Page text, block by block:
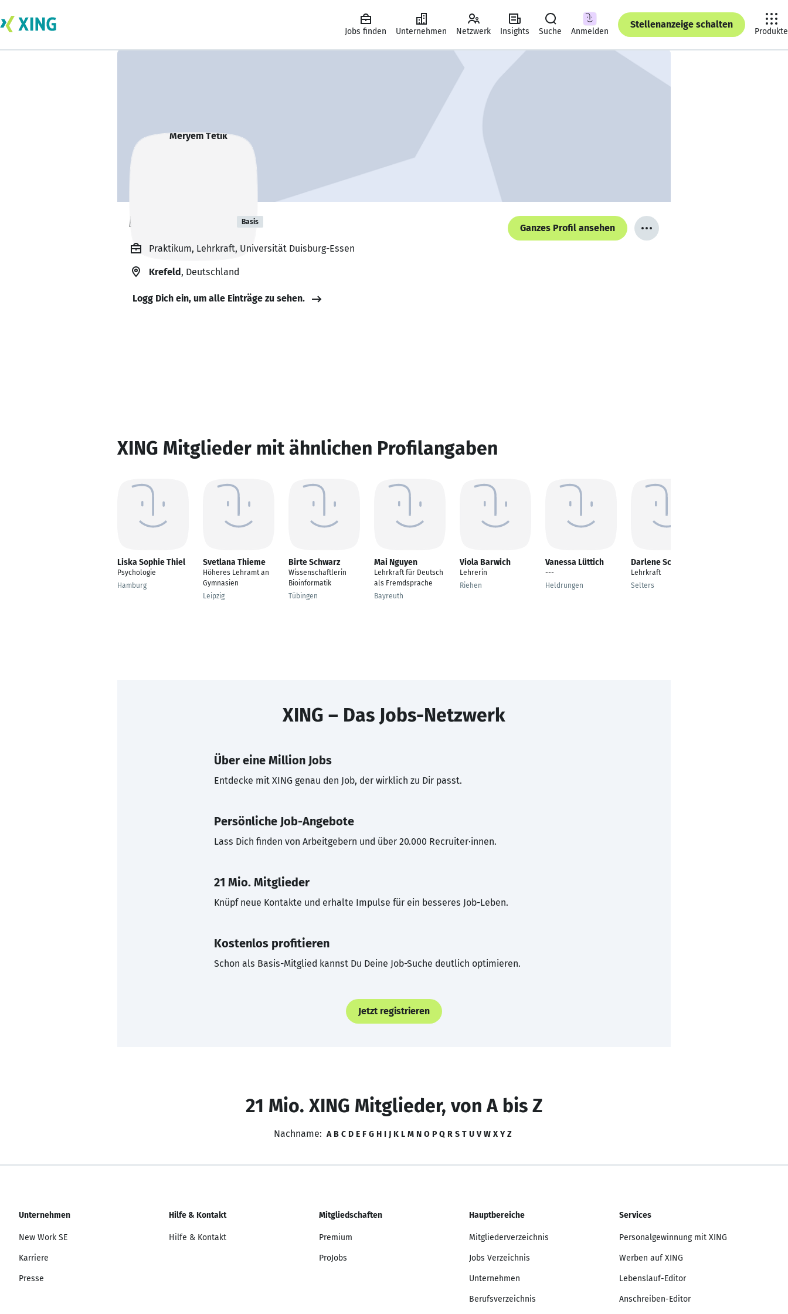
Jobs finden Unternehmen Netzwerk Insights Suche Anmelden
Stellenanzeige schalten
Produkte
Meryem Tetik Basis
Ganzes Profil ansehen
Praktikum, Lehrkraft, Universität Duisburg-Essen
Krefeld, Deutschland
Logg Dich ein, um alle Einträge zu sehen.
XING Mitglieder mit ähnlichen Profilangaben
Liska Sophie Thiel
Psychologie
Hamburg
Svetlana Thieme
Höheres Lehramt an
Gymnasien
Leipzig
Birte Schwarz
Wissenschaftlerin
Bioinformatik
Tübingen
Mai Nguyen
Lehrkraft für Deutsch
als Fremdsprache
Bayreuth
Viola Barwich
Lehrerin
Riehen
Vanessa Lüttich
---
Heldrungen
Darlene Schwieger
Lehrkraft
Selters
XING – Das Jobs-Netzwerk
Über eine Million Jobs
Entdecke mit XING genau den Job, der wirklich zu Dir passt.
Persönliche Job-Angebote
Lass Dich finden von Arbeitgebern und über 20.000 Recruiter·innen.
21 Mio. Mitglieder
Knüpf neue Kontakte und erhalte Impulse für ein besseres Job-Leben.
Kostenlos profitieren
Schon als Basis-Mitglied kannst Du Deine Job-Suche deutlich optimieren.
Jetzt registrieren
21 Mio. XING Mitglieder, von A bis Z
Nachname: A B C D E F G H I J K L M N O P Q R S T U V W X Y Z
Unternehmen
New Work SE
Karriere
Presse
Hilfe & Kontakt
Hilfe & Kontakt
Mitgliedschaften
Premium
ProJobs
Hauptbereiche
Mitgliederverzeichnis
Jobs Verzeichnis
Unternehmen
Berufsverzeichnis
Services
Personalgewinnung mit XING
Werben auf XING
Lebenslauf-Editor
Anschreiben-Editor